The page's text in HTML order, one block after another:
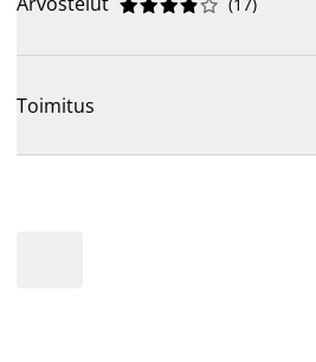






Toimitus